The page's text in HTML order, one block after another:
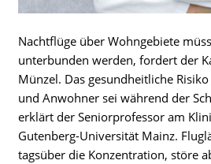
Nachtflüge über Wohngebiete
unterbunden werden, fordert der
Münzel. Das gesundheitliche
und Anwohner sei während der
erklärt der Seniorprofessor am
Gutenberg-Universität Mainz.
tagsüber die Konzentration, störe